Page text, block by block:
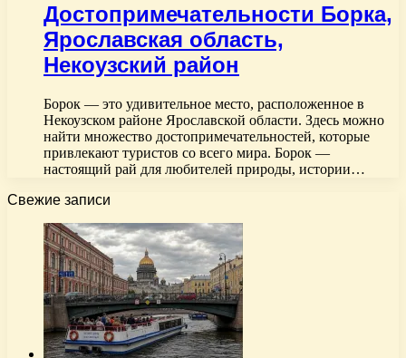
Достопримечательности Борка,
Ярославская область,
Некоузский район
Борок — это удивительное место, расположенное в
Некоузском районе Ярославской области. Здесь можно
найти множество достопримечательностей, которые
привлекают туристов со всего мира. Борок —
настоящий рай для любителей природы, истории…
Свежие записи